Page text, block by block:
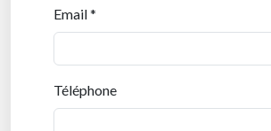
Email *
Téléphone